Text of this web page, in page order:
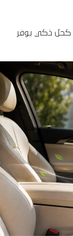
كحل ذكي يوفر